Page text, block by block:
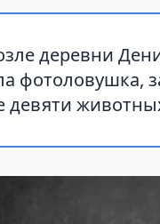
деревни
фотоловушка,
девяти